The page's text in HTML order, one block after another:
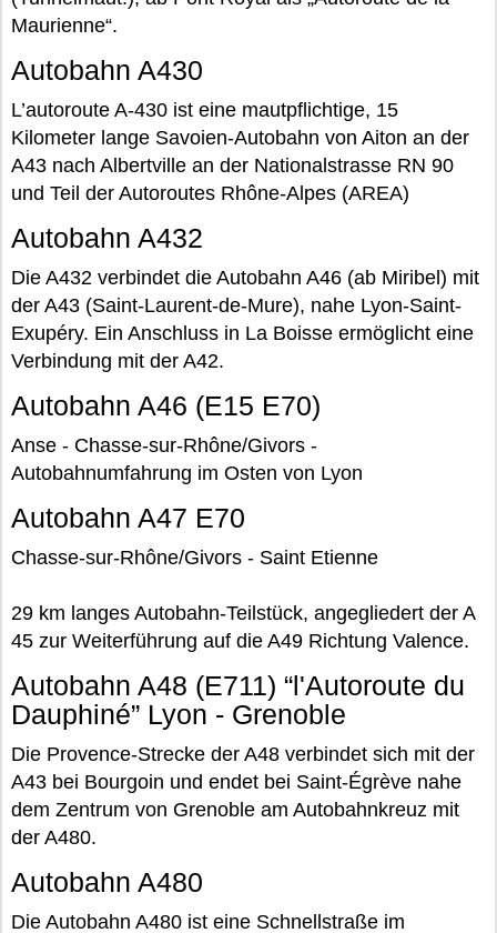
Maurienne“.
Autobahn A430
L’autoroute A-430 ist eine mautpflichtige, 15
Kilometer lange Savoien-Autobahn von Aiton an der
A43 nach Albertville an der Nationalstrasse RN 90
und Teil der Autoroutes Rhône-Alpes (AREA)
Autobahn A432
Die A432 verbindet die Autobahn A46 (ab Miribel) mit
der A43 (Saint-Laurent-de-Mure), nahe Lyon-Saint-
Exupéry. Ein Anschluss in La Boisse ermöglicht eine
Verbindung mit der A42.
Autobahn A46 (E15 E70)
Anse - Chasse-sur-Rhône/Givors -
Autobahnumfahrung im Osten von Lyon
Autobahn A47 E70
Chasse-sur-Rhône/Givors - Saint Etienne
29 km langes Autobahn-Teilstück, angegliedert der A
45 zur Weiterführung auf die A49 Richtung Valence.
Autobahn A48 (E711) “l'Autoroute du
Dauphiné” Lyon - Grenoble
Die Provence-Strecke der A48 verbindet sich mit der
A43 bei Bourgoin und endet bei Saint-Égrève nahe
dem Zentrum von Grenoble am Autobahnkreuz mit
der A480.
Autobahn A480
Die Autobahn A480 ist eine Schnellstraße im